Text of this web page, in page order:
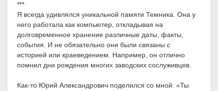
***
Я всегда удивлялся уникальной памяти Темника. Она у
него работала как компьютер, откладывая на
долговременное хранение различные даты, факты,
события. И не обязательно они были связаны с
историей или краеведением. Например, он отлично
помнил дни рождения многих заводских сослуживцев.
Как-то Юрий Александрович поделился со мной: «Ты